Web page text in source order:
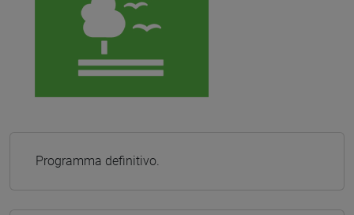
Programma definitivo.